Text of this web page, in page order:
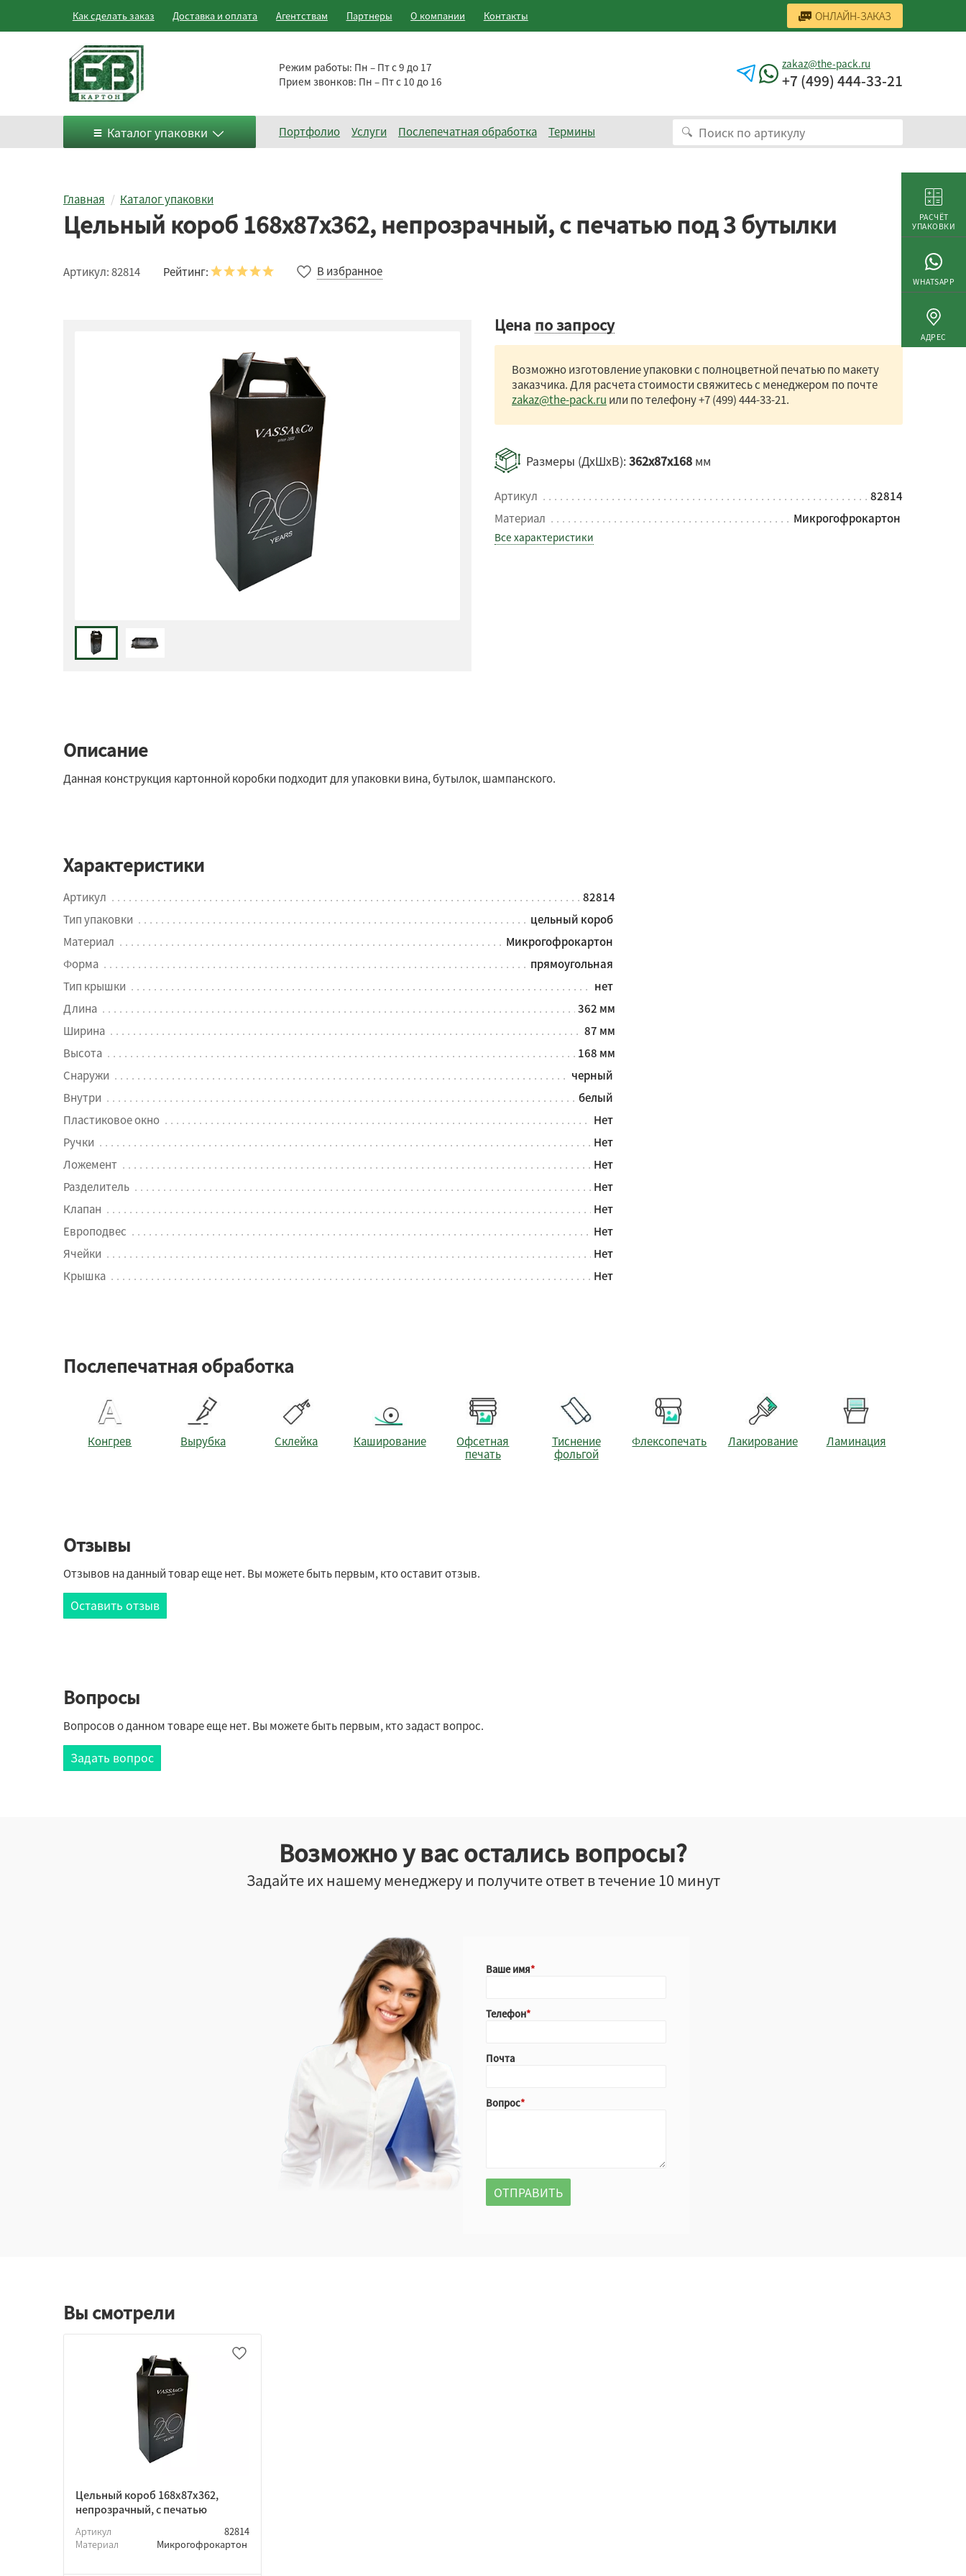
Как сделать заказ Доставка и оплата Агентствам Партнеры О компании Контакты ОНЛАЙН-ЗАКАЗ
Режим работы: Пн – Пт с 9 до 17
Прием звонков: Пн – Пт с 10 до 16
zakaz@the-pack.ru
+7 (499) 444-33-21
Каталог упаковки Портфолио Услуги Послепечатная обработка Термины
Главная Каталог упаковки
Цельный короб 168х87х362, непрозрачный, с печатью под 3 бутылки
Артикул:82814 Рейтинг: В избранное
Цена по запросу
Возможно изготовление упаковки с полноцветной печатью по макету
заказчика. Для расчета стоимости свяжитесь с менеджером по почте
zakaz@the-pack.ru или по телефону+7 (499) 444-33-21.
Размеры (ДхШхВ):362x87x168 мм
Артикул
82814
Материал
Микрогофрокартон
Все характеристики
Описание
Данная конструкция картонной коробки подходит для упаковки вина, бутылок, шампанского.
Характеристики
Артикул
82814
Тип упаковки
цельный короб
Материал
Микрогофрокартон
Форма
прямоугольная
Тип крышки
нет
Длина
362 мм
Ширина
87 мм
Высота
168 мм
Снаружи
черный
Внутри
белый
Пластиковое окно
Нет
Ручки
Нет
Ложемент
Нет
Разделитель
Нет
Клапан
Нет
Европодвес
Нет
Ячейки
Нет
Крышка
Нет
Послепечатная обработка
Конгрев Вырубка Склейка Каширование
Офсетная
печать
Тиснение
фольгой
Флексопечать Лакирование Ламинация
Отзывы
Отзывов на данный товар еще нет. Вы можете быть первым, кто оставит отзыв.
Оставить отзыв
Вопросы
Вопросов о данном товаре еще нет. Вы можете быть первым, кто задаст вопрос.
Задать вопрос
Возможно у вас остались вопросы?
Задайте их нашему менеджеру и получите ответ в течение 10 минут
Ваше имя
Телефон
Почта
Вопрос
Вы смотрели
Цельный короб 168х87х362,
непрозрачный, с печатью
Артикул
82814
Материал
Микрогофрокартон
РАСЧЁТ
УПАКОВКИ
WHATSAPP
АДРЕС